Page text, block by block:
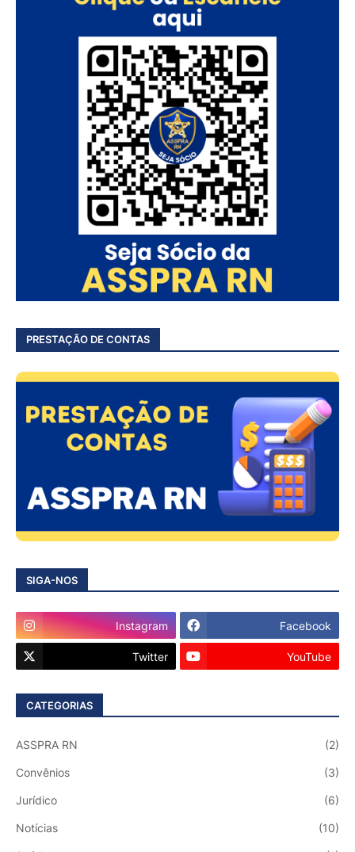
PRESTAÇÃO DE CONTAS
SIGA-NOS
Instagram Facebook
Twitter YouTube
CATEGORIAS
ASSPRA RN (2)
Convênios (3)
Jurídico (6)
Notícias (10)